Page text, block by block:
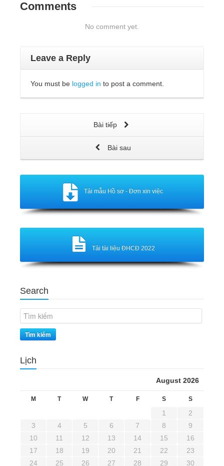
Comments
No comment yet.
Leave a Reply
You must be logged in to post a comment.
Bài tiếp
Bài sau
Tải mẫu Hồ sơ - Đơn xin việc
Tải tài liệu ĐHCĐ 2022
Search
Tìm kiếm
Lịch
August 2026
M T W T F S S
1
2
3
4 5 6 7 8
9
10
11 12 13 14 15
16
17
18 19 20 21 22
23
24
25 26 27 28 29
30